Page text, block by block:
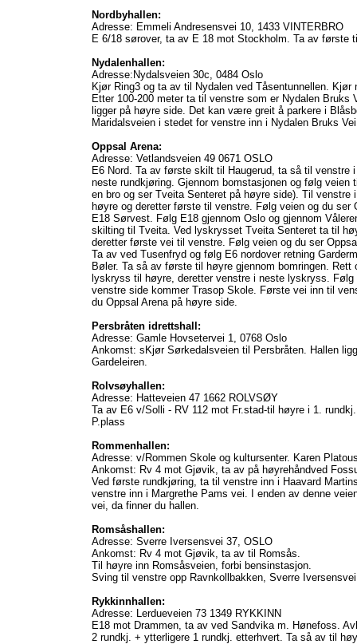
Nordbyhallen:
Adresse: Emmeli Andresensvei 10, 1433 VINTERBRO
E 6/18 sørover, ta av E 18 mot Stockholm. Ta av første
Nydalenhallen:
Adresse:Nydalsveien 30c, 0484 Oslo
Kjør Ring3 og ta av til Nydalen ved Tåsentunnellen. Kjør
Etter 100-200 meter ta til venstre som er Nydalen Bruks
ligger på høyre side. Det kan være greit å parkere i
Maridalsveien i stedet for venstre inn i Nydalen Bruks
Oppsal Arena:
Adresse: Vetlandsveien 49 0671 OSLO
E6 Nord. Ta av første skilt til Haugerud, ta så til venstre
neste rundkjøring. Gjennom bomstasjonen og følg veien
en bro og ser Tveita Senteret på høyre side). Til
høyre og deretter første til venstre. Følg veien og du ser
E18 Sørvest. Følg E18 gjennom Oslo og gjennom
skilting til Tveita. Ved lyskrysset Tveita Senteret ta til
deretter første vei til venstre. Følg veien og du ser
Ta av ved Tusenfryd og følg E6 nordover retning
Bøler. Ta så av første til høyre gjennom bomringen.
lyskryss til høyre, deretter venstre i neste lyskryss.
venstre side kommer Trasop Skole. Første vei inn til
du Oppsal Arena på høyre side.
Persbråten idrettshall:
Adresse: Gamle Hovsetervei 1, 0768 Oslo
Ankomst: sKjør Sørkedalsveien til Persbråten. Hallen
Gardeleiren.
Rolvsøyhallen:
Adresse: Hatteveien 47 1662 ROLVSØY
Ta av E6 v/Solli - RV 112 mot Fr.stad-til høyre i 1.
P.plass
Rommenhallen:
Adresse: v/Rommen Skole og kultursenter. Karen
Ankomst: Rv 4 mot Gjøvik, ta av på høyrehåndved
Ved første rundkjøring, ta til venstre inn i Haavard
venstre inn i Margrethe Pams vei. I enden av denne
vei, da finner du hallen.
Romsåshallen:
Adresse: Sverre Iversensvei 37, OSLO
Ankomst: Rv 4 mot Gjøvik, ta av til Romsås.
Til høyre inn Romsåsveien, forbi bensinstasjon.
Sving til venstre opp Ravnkollbakken, Sverre
Rykkinnhallen:
Adresse: Lerdueveien 73 1349 RYKKINN
E18 mot Drammen, ta av ved Sandvika m. Hønefoss.
2 rundkj. + ytterligere 1 rundkj. etterhvert. Ta så av til